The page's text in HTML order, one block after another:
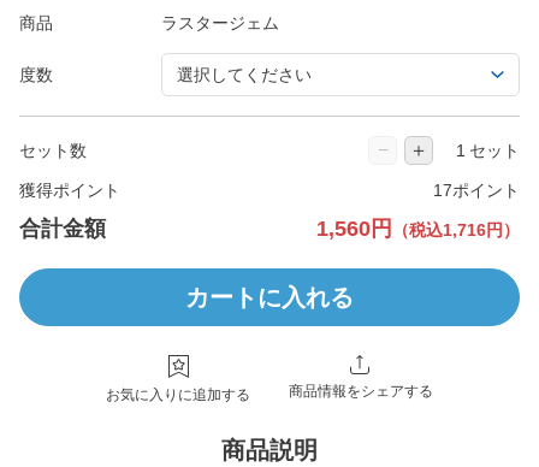
商品
度数
セット数 − ＋ セット
獲得ポイント 17ポイント
合計金額 1,560円 （税込1,716円）
カートに入れる
お気に入りに追加する 商品情報をシェアする
商品説明